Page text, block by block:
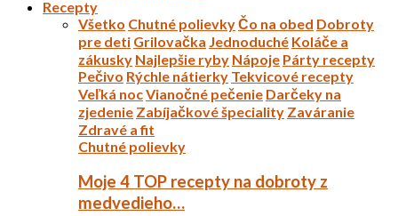
Recepty
Všetko Chutné polievkyČo na obed Dobroty
pre deti Grilovačka Jednoduché Koláče a
zákusky Najlepšie ryby Nápoje Párty recepty
Pečivo Rýchle nátierky Tekvicové recepty
Veľká nocVianočné pečenie Darčeky na
zjedenie Zabíjačkové špeciality Zaváranie
Zdravé a fit
Chutné polievky
Moje 4 TOP recepty na dobroty z
medvedieho…